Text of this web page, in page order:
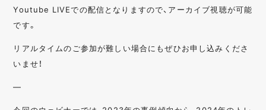
Youtube LIVEでの配信となりますので、アーカイブ視聴が可能
です。
リアルタイムのご参加が難しい場合にもぜひお申し込みくださ
いませ！
—